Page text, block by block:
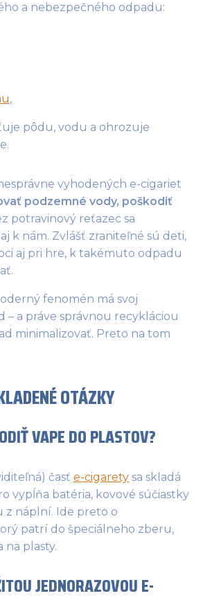
a nebezpečného odpadu:
,
pôdu, vodu a ohrozuje
vyhodených e-cigariet
podzemné vody, poškodiť
potravinový reťazec sa
k nám. Zvlášť zraniteľné sú deti,
aj pri hre, k takémuto odpadu
fenomén má svoj
– a práve správnou recykláciou
minimalizovať. Preto na tom
OTÁZKY
VAPE DO PLASTOV?
časť e-cigarety sa skladá
vypĺňa batéria, kovové súčiastky
z náplní. Ide preto o
patrí do špeciálneho zberu,
na plasty.
JEDNORAZOVOU E-